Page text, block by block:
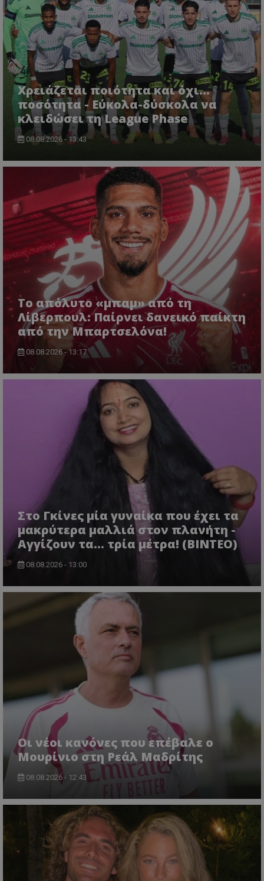
Χρειάζεται ποιότητα και όχι...
ποσότητα - Εύκολα-δύσκολα να
κλειδώσει τη League Phase
08.08.2026 - 13:43
Το απόλυτο «μπαμ» από τη
Λίβερπουλ: Παίρνει δανεικό παίκτη
από την Μπαρτσελόνα!
08.08.2026 - 13:17
Στο Γκίνες μία γυναίκα που έχει τα
μακρύτερα μαλλιά στον πλανήτη -
Αγγίζουν τα... τρία μέτρα! (ΒΙΝΤΕΟ)
08.08.2026 - 13:00
Οι νέοι κανόνες που επέβαλε ο
Μουρίνιο στη Ρεάλ Μαδρίτης
08.08.2026 - 12:43